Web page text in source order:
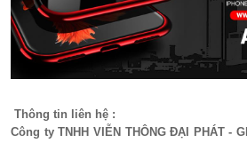
Thông tin liên hệ :
Công ty TNHH VIỄN THÔNG ĐẠI PHÁT -